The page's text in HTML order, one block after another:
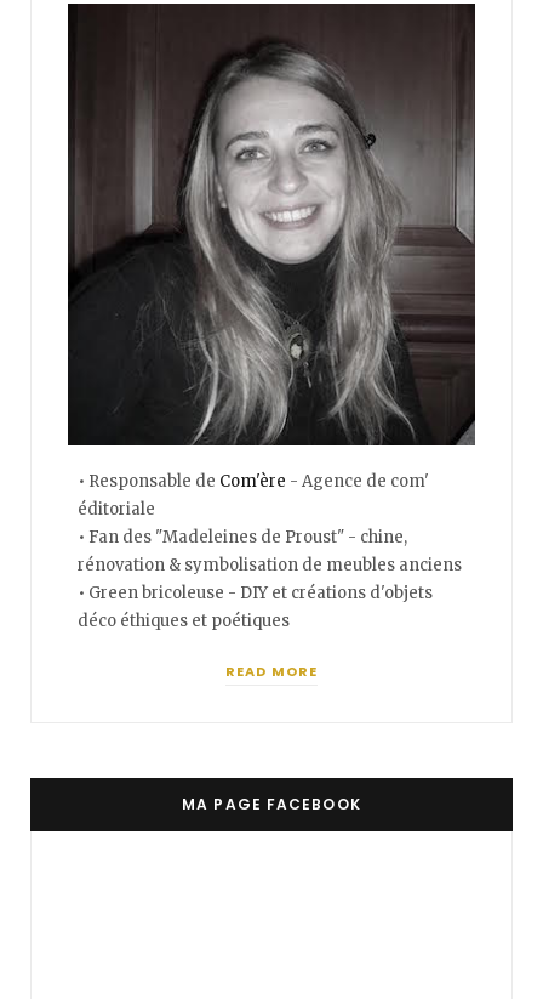
• Responsable de Com'ère - Agence de com'
éditoriale
• Fan des "Madeleines de Proust" - chine,
rénovation & symbolisation de meubles anciens
• Green bricoleuse - DIY et créations d'objets
déco éthiques et poétiques
READ MORE
MA PAGE FACEBOOK